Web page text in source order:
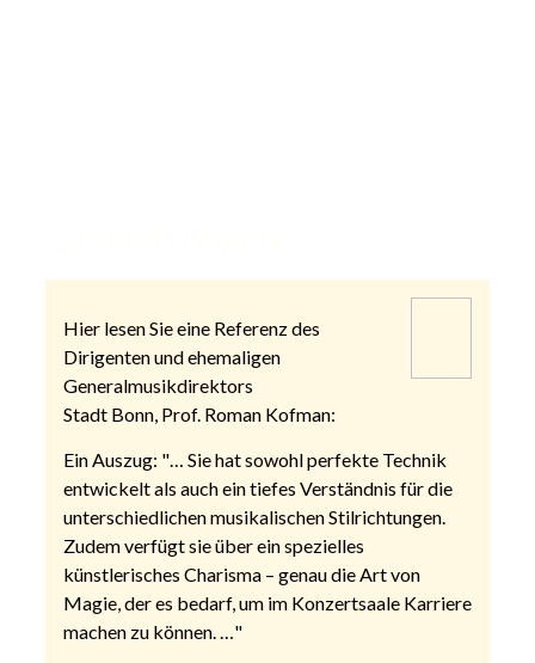
Hier lesen Sie eine Referenz des
Dirigenten und ehemaligen
Generalmusikdirektors
Stadt Bonn, Prof. Roman Kofman:
Ein Auszug: "… Sie hat sowohl perfekte Technik
entwickelt als auch ein tiefes Verständnis für die
unterschiedlichen musikalischen Stilrichtungen.
Zudem verfügt sie über ein spezielles
künstlerisches Charisma – genau die Art von
Magie, der es bedarf, um im Konzertsaale Karriere
machen zu können. …"